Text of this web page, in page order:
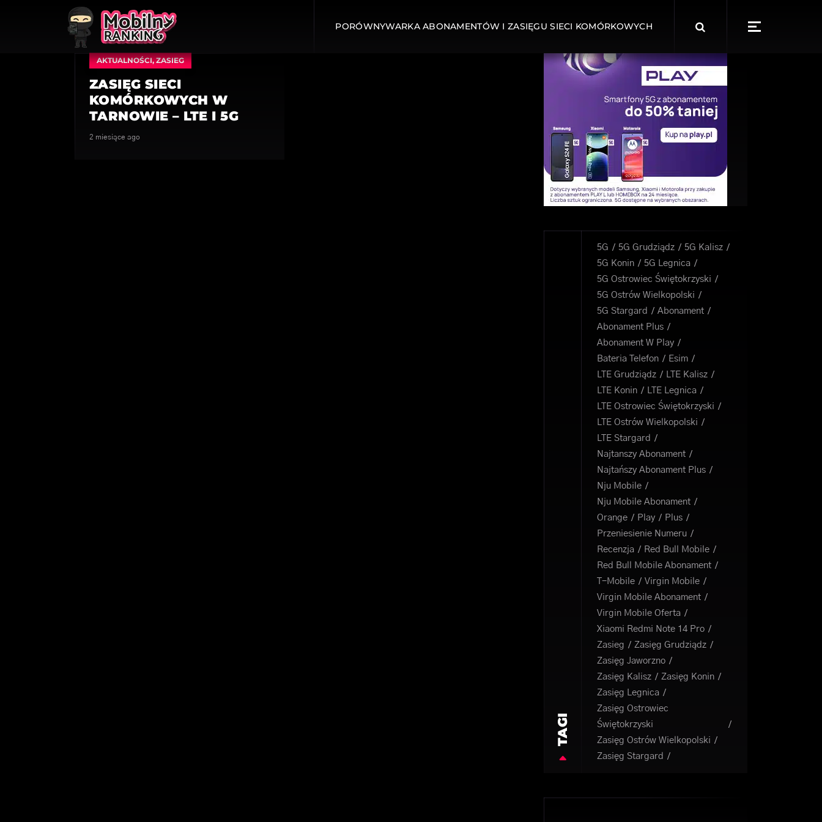
PORÓWNYWARKA ABONAMENTÓW I ZASIĘGU SIECI KOMÓRKOWYCH
for:
AKTUALNOŚCI,ZASIEG
ZASIĘG SIECI
KOMÓRKOWYCH W
TARNOWIE – LTE I 5G
2 miesiące ago
TAGI
5G 5G Grudziądz
5G Kalisz
5G Konin
5G Legnica
5G Ostrowiec Świętokrzyski
5G Ostrów Wielkopolski
5G Stargard
Abonament
Abonament Plus
Abonament W Play
Bateria Telefon
Esim
LTE Grudziądz
LTE Kalisz
LTE Konin
LTE Legnica
LTE Ostrowiec Świętokrzyski
LTE Ostrów Wielkopolski
LTE Stargard
Najtanszy Abonament
Najtańszy Abonament Plus
Nju Mobile
Nju Mobile Abonament
Orange
Play
Plus
Przeniesienie Numeru
Recenzja
Red Bull Mobile
Red Bull Mobile Abonament
T-Mobile
Virgin Mobile
Virgin Mobile Abonament
Virgin Mobile Oferta
Xiaomi Redmi Note 14 Pro
Zasieg
Zasięg Grudziądz
Zasięg Jaworzno
Zasięg Kalisz
Zasięg Konin
Zasięg Legnica
Zasięg Ostrowiec
Świętokrzyski
Zasięg Ostrów Wielkopolski
Zasięg Stargard